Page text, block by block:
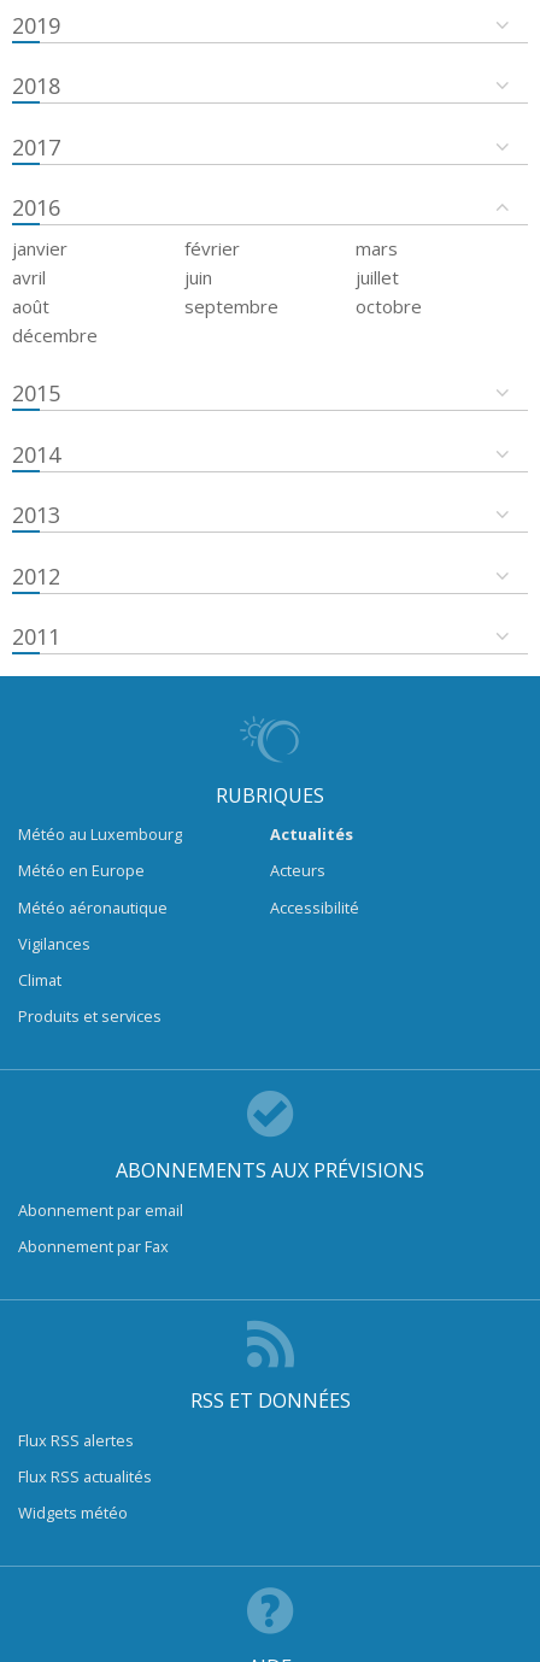
2019
2018
2017
2016
janvier février
mars
avril
juin
juillet
août
septembre
octobre
décembre
2015
2014
2013
2012
2011
RUBRIQUES
Météo au Luxembourg
Météo en Europe
Météo aéronautique
Vigilances
Climat
Produits et services
Actualités
Acteurs
Accessibilité
ABONNEMENTS AUX PRÉVISIONS
Abonnement par email
Abonnement par Fax
RSS ET DONNÉES
Flux RSS alertes
Flux RSS actualités
Widgets météo